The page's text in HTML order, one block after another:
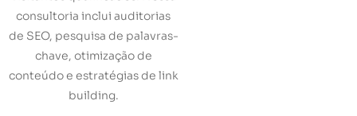
consultoria inclui auditorias
de SEO, pesquisa de palavras-
chave, otimização de
conteúdo e estratégias de link
building.